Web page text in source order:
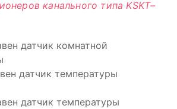
канального типа KSKT–
датчик комнатной
датчик температуры
датчик температуры